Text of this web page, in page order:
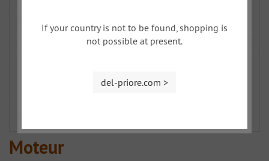
Moteur
If your country is not to be found, shopping is
not possible at present.
del-priore.com >